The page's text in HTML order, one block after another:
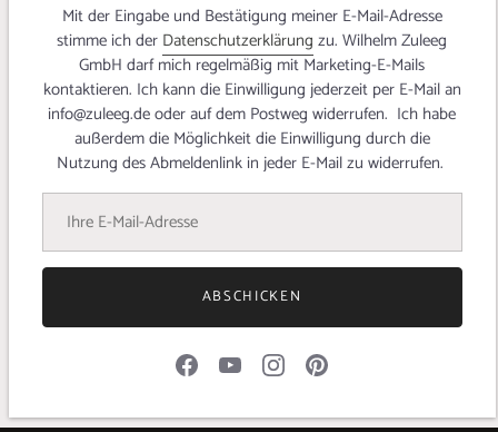
Deiner Bestellung liegt ein Original 'German Tweed'-Webetikett
bei!
Details German Tweed
STOFFBREITE 145/150 cm
MATERIAL 100% Wolle
ARTIKELNR. 60009-015-2
Mit der Eingabe und Bestätigung meiner E-Mail-Adresse
stimme ich der Datenschutzerklärung zu. Wilhelm Zuleeg
GmbH darf mich regelmäßig mit Marketing-E-Mails
kontaktieren. Ich kann die Einwilligung jederzeit per E-Mail an
info@zuleeg.de oder auf dem Postweg widerrufen. Ich habe
außerdem die Möglichkeit die Einwilligung durch die
Nutzung des Abmeldenlink in jeder E-Mail zu widerrufen.
ABSCHICKEN